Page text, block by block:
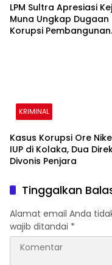
LPM Sultra Apresiasi
Muna Ungkap Dugaan
Korupsi Pembangunan
KRIMINAL
Kasus Korupsi Ore
IUP di Kolaka, Dua
Divonis Penjara
Tinggalkan
Alamat email Anda
wajib ditandai *